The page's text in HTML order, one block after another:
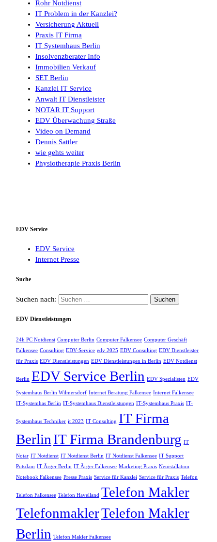
Rohr Notdienst
IT Problem in der Kanzlei?
Versicherung Aktuell
Praxis IT Firma
IT Systemhaus Berlin
Insolvenzberater Info
Immobilien Verkauf
SET Berlin
Kanzlei IT Service
Anwalt IT Dienstleister
NOTAR IT Support
EDV Überwachung Straße
Video on Demand
Dennis Sattler
wie gehts weiter
Physiotherapie Praxis Berlin
EDV Service
EDV Service
Internet Presse
Suche
Suchen nach:
EDV Dienstleistungen
24h PC Notdienst Computer Berlin Computer Falkensee Computer Geschäft
Falkensee Consulting EDV-Service edv 2025 EDV Consulting EDV Dienstleister
für Praxis EDV Dienstleistungen EDV Dienstleistungen in Berlin EDV Notdienst
Berlin EDV Service Berlin EDV Spezialisten EDV
Systemhaus Berlin Wilmersdorf Internet Beratung Falkensee Internet Falkensee
IT-Systemhas Berlin IT-Systemhaus Dienstleistungen IT-Systemhaus Praxis IT-
Systemhaus Techniker it 2023 IT Consulting IT Firma
Berlin IT Firma Brandenburg IT
Notar IT Notdienst IT Notdienst Berlin IT Notdienst Falkensee IT Support
Potsdam IT Ärger Berlin IT Ärger Falkensee Marketing Praxis Neuistallation
Notebook Falkensee Presse Praxis Service für Kanzlei Service für Praxis Telefon
Telefon Falkensee Telefon Havelland Telefon Makler
TelefonmaklerTelefon Makler
Berlin Telefon Makler Falkensee